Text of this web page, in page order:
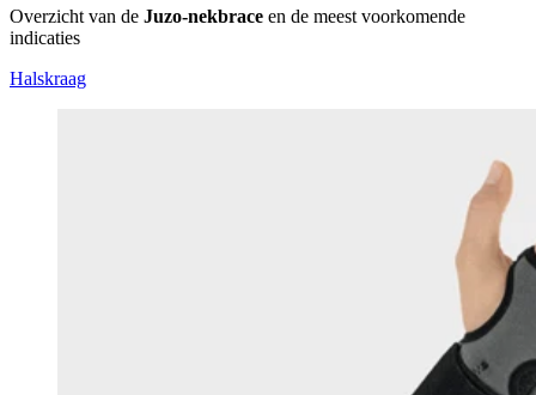
Overzicht van de Juzo-nekbrace en de meest voorkomende
indicaties
Halskraag